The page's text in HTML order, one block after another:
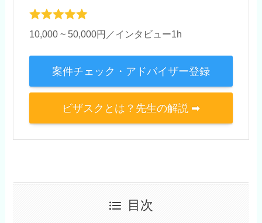
10,000 ~ 50,000円／インタビュー1h
案件チェック・アドバイザー登録
ビザスクとは？先生の解説 ➡
目次